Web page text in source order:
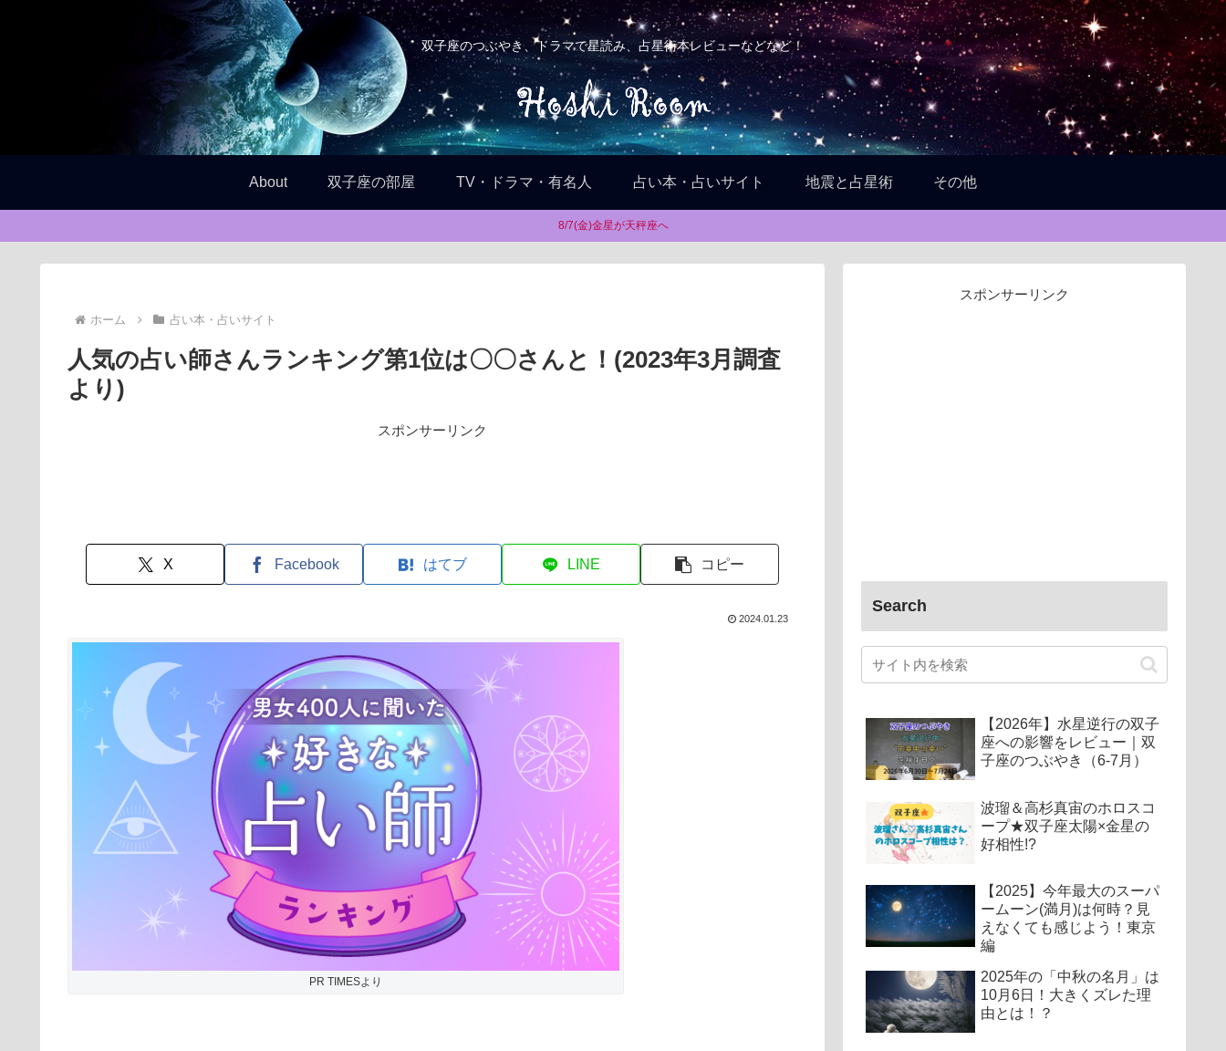
双子座のつぶやき、ドラマで星読み、占星術本レビューなどなど！
About 双子座の部屋 TV・ドラマ・有名人 占い本・占いサイト 地震と占星術 その他
8/7(金)金星が天秤座へ
ホーム 占い本・占いサイト
人気の占い師さんランキング第1位は〇〇さんと！(2023年3月調査
より)
スポンサーリンク
X Facebook はてブ LINE コピー
2024.01.23
PR TIMESより
スポンサーリンク
Search
【2026年】水星逆行の双子
座への影響をレビュー｜双
子座のつぶやき（6-7月）
波瑠＆高杉真宙のホロスコ
ープ★双子座太陽×金星の
好相性!?
【2025】今年最大のスーパ
ームーン(満月)は何時？見
えなくても感じよう！東京
編
2025年の「中秋の名月」は
10月6日！大きくズレた理
由とは！？